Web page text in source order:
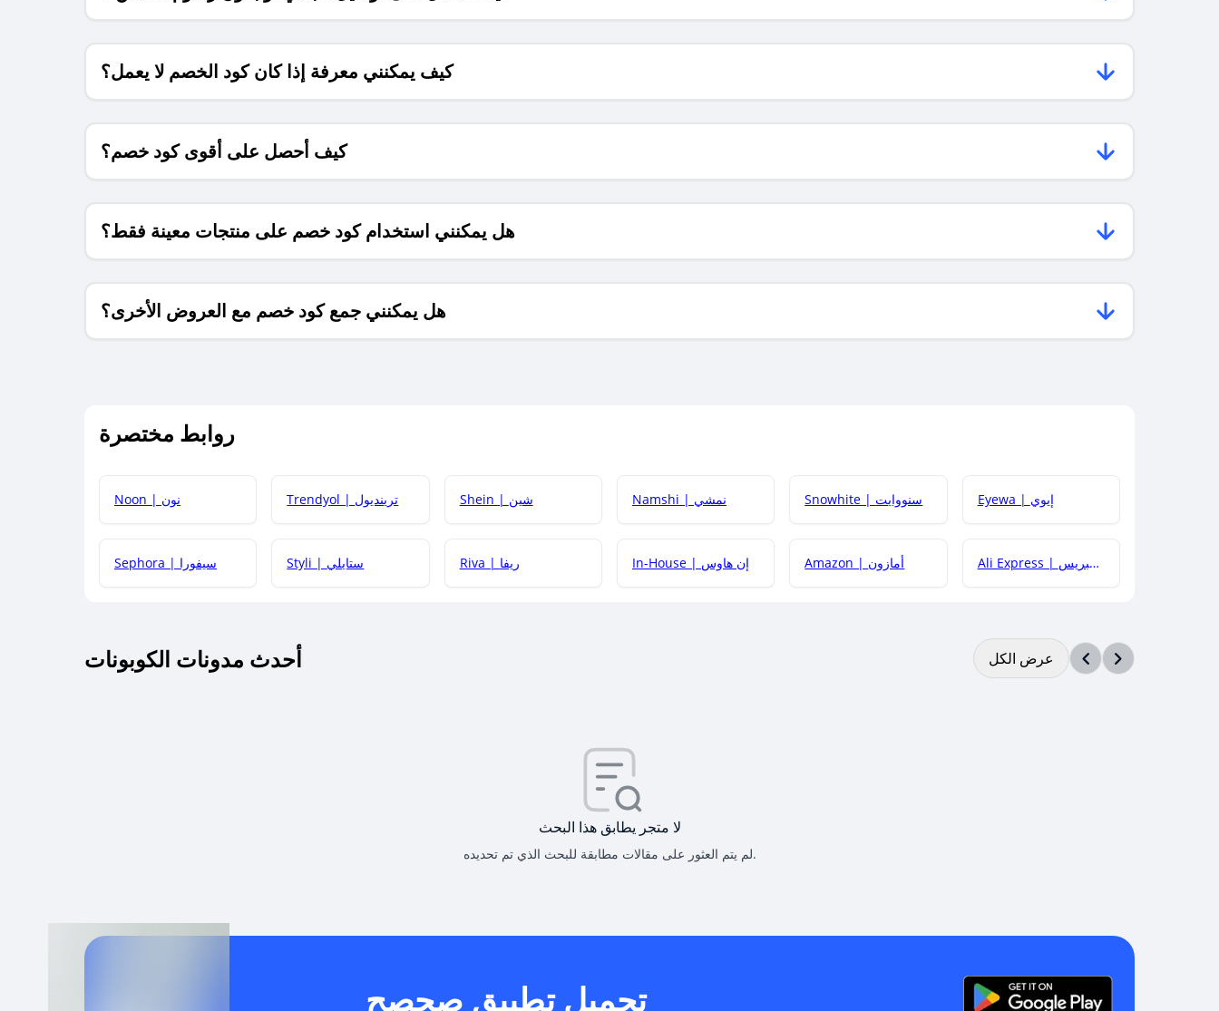
كيف يمكنني معرفة إذا كان كود الخصم لا يعمل؟
كيف أحصل على أقوى كود خصم؟
هل يمكنني استخدام كود خصم على منتجات معينة فقط؟
هل يمكنني جمع كود خصم مع العروض الأخرى؟
روابط مختصرة
Noon | نون Trendyol | ترينديول Shein | شين Namshi | نمشي Snowhite | سنووايت Eyewa | إيوي
Sephora | سيفورا Styli | ستايلي Riva | ريفا In-House | إن هاوس Amazon | أمازون Ali Express | علي إكسبريس
أحدث مدونات الكوبونات عرض الكل
لا متجر يطابق هذا البحث
لم يتم العثور على مقالات مطابقة للبحث الذي تم تحديده.
تحميل تطبيق صحصح